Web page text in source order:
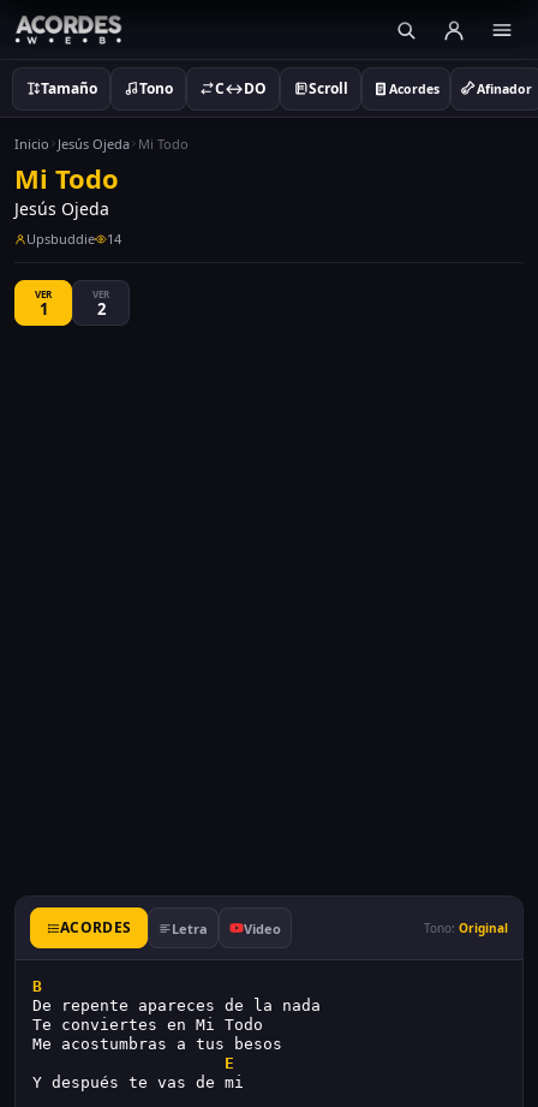
Tamaño Tono C↔DO Scroll Acordes Afinador
Inicio Jesús Ojeda Mi Todo
Mi Todo
Jesús Ojeda
Upsbuddie 14
VER
1
VER
2
ACORDES Letra Video Tono: Original
B
De repente apareces de la nada
Te conviertes en Mi Todo
Me acostumbras a tus besos
E
Y después te vas de mi